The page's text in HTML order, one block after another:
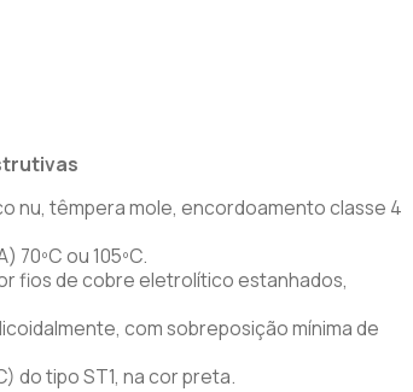
nu, têmpera mole, encordoamento classe 4
70ºC ou 105ºC.
fios de cobre eletrolítico estanhados,
com sobreposição mínima de
do tipo ST1, na cor preta.